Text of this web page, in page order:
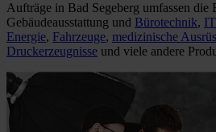
Aufträge in Bad Segeberg umfassen
Gebäudeausstattung und Bürotechnik,
Energie, Fahrzeuge, medizinische
Druckerzeugnisse und viele andere